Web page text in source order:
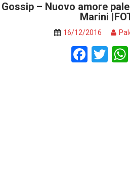
Gossip – Nuovo amore
Marini
16/12/2016
F
T